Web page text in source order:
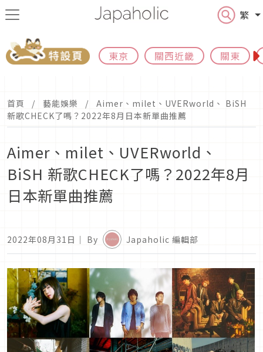
繁
東京 關西近畿 關東
首頁 藝能娛樂
Aimer、milet、UVERworld、 BiSH
新歌CHECK了嗎？2022年8月日本新單曲推薦
Aimer、milet、UVERworld、
BiSH 新歌CHECK了嗎？2022年8月
日本新單曲推薦
2022年08月31日 ｜ By Japaholic 編輯部